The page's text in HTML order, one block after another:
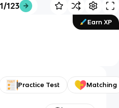
1/123
Earn XP
Practice Test Matching